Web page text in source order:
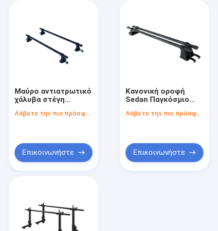
Βίντεο
Μαύρο αντιατρωτικό
χάλυβα στέγη
διασταυρούμενες
Λάβετε την πιο πρόσφατη τιμή
Επικοινωνήστε
Κανονική οροφή
Sedan Παγκόσμιο
Σύνθετο οροφή Rack
Λάβετε την πιο πρόσφατη τιμή
Επικοινωνήστε